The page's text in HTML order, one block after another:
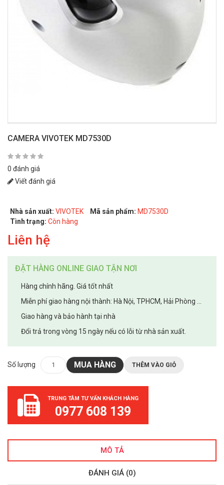
CAMERA VIVOTEK MD7530D
0 đánh giá
Viết đánh giá
Nhà sản xuất: VIVOTEK Mã sản phẩm: MD7530D
Tình trạng: Còn hàng
Liên hệ
ĐẶT HÀNG ONLINE GIAO TẬN NƠI
Hàng chính hãng. Giá tốt nhất
Miễn phí giao hàng nội thành: Hà Nội, TPHCM, Hải Phòng ...
Giao hàng và bảo hành tại nhà
Đổi trả trong vòng 15 ngày nếu có lỗi từ nhà sản xuất.
Số lượng MUA HÀNG THÊM VÀO GIỎ
TRUNG TÂM TƯ VẤN KHÁCH HÀNG
0977 608 139
MÔ TẢ
ĐÁNH GIÁ (0)